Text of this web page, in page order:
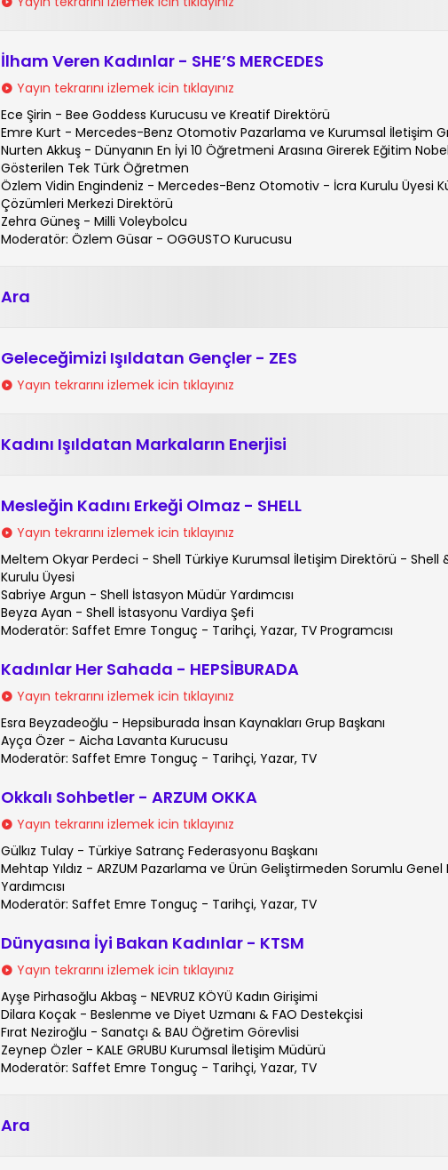
İlham Veren Kadınlar - SHE’S MERCEDES
Yayın tekrarını izlemek icin tıklayınız
Ece Şirin - Bee Goddess Kurucusu ve Kreatif Direktörü
Emre Kurt - Mercedes-Benz Otomotiv Pazarlama ve Kurumsal İletişim
Nurten Akkuş - Dünyanın En İyi 10 Öğretmeni Arasına Girerek Eğitim
Gösterilen Tek Türk Öğretmen
Özlem Vidin Engindeniz - Mercedes-Benz Otomotiv - İcra Kurulu Üyesi
Çözümleri Merkezi Direktörü
Zehra Güneş - Milli Voleybolcu
Moderatör: Özlem Güsar - OGGUSTO Kurucusu
Ara
Geleceğimizi Işıldatan Gençler - ZES
Yayın tekrarını izlemek icin tıklayınız
Kadını Işıldatan Markaların Enerjisi
Mesleğin Kadını Erkeği Olmaz - SHELL
Yayın tekrarını izlemek icin tıklayınız
Meltem Okyar Perdeci - Shell Türkiye Kurumsal İletişim Direktörü - Shell
Kurulu Üyesi
Sabriye Argun - Shell İstasyon Müdür Yardımcısı
Beyza Ayan - Shell İstasyonu Vardiya Şefi
Moderatör: Saffet Emre Tonguç - Tarihçi, Yazar, TV Programcısı
Kadınlar Her Sahada - HEPSİBURADA
Yayın tekrarını izlemek icin tıklayınız
Esra Beyzadeoğlu - Hepsiburada İnsan Kaynakları Grup Başkanı
Ayça Özer - Aicha Lavanta Kurucusu
Moderatör: Saffet Emre Tonguç - Tarihçi, Yazar, TV
Okkalı Sohbetler - ARZUM OKKA
Yayın tekrarını izlemek icin tıklayınız
Gülkız Tulay - Türkiye Satranç Federasyonu Başkanı
Mehtap Yıldız - ARZUM Pazarlama ve Ürün Geliştirmeden Sorumlu Genel
Yardımcısı
Moderatör: Saffet Emre Tonguç - Tarihçi, Yazar, TV
Dünyasına İyi Bakan Kadınlar - KTSM
Yayın tekrarını izlemek icin tıklayınız
Ayşe Pirhasoğlu Akbaş - NEVRUZ KÖYÜ Kadın Girişimi
Dilara Koçak - Beslenme ve Diyet Uzmanı & FAO Destekçisi
Fırat Neziroğlu - Sanatçı & BAU Öğretim Görevlisi
Zeynep Özler - KALE GRUBU Kurumsal İletişim Müdürü
Moderatör: Saffet Emre Tonguç - Tarihçi, Yazar, TV
Ara